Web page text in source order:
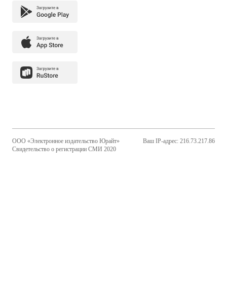
ООО «Электронное издательство Юрайт»
Свидетельство о регистрации СМИ 2020
Ваш IP-адрес: 216.73.217.86